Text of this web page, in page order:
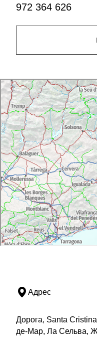
972 364 626
Адрес
Дорога, Santa
де-Мар, Ла Сельва,